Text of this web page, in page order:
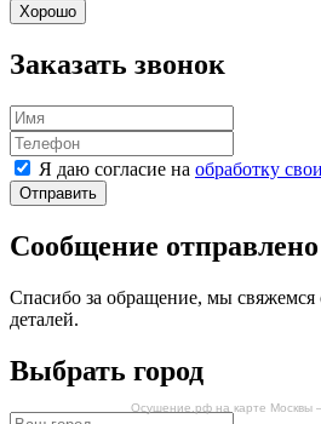
Осушение.рф на карте Москвы
Хорошо
Заказать звонок
Я даю согласие на обработку
Отправить
Сообщение отправлено
Спасибо за обращение, мы свяжемся
деталей.
Выбрать город